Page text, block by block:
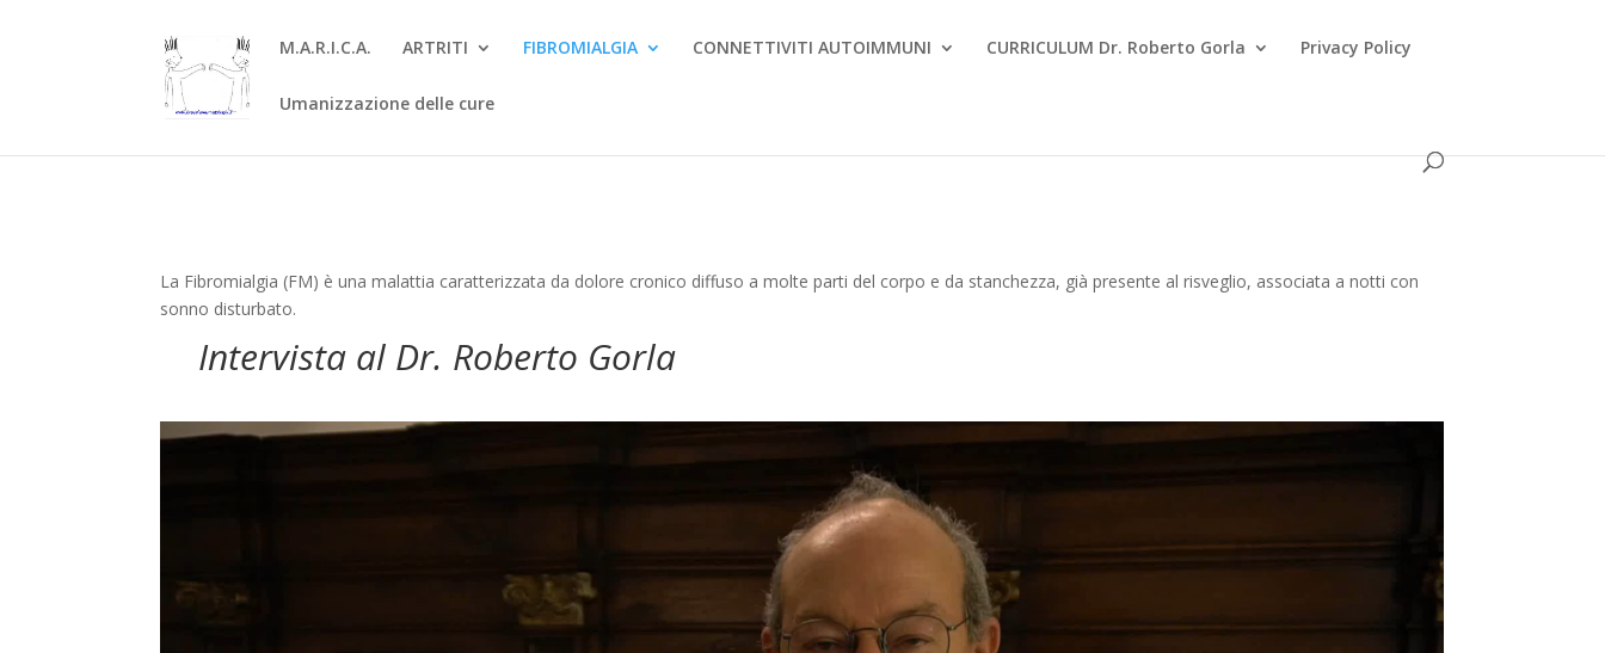
M.A.R.I.C.A. ARTRITI FIBROMIALGIA CONNETTIVITI AUTOIMMUNI CURRICULUM Dr. Roberto Gorla Privacy Policy
Umanizzazione delle cure
La Fibromialgia (FM) è una malattia caratterizzata da dolore cronico diffuso a molte parti del corpo e da stanchezza, già presente al risveglio, associata a notti con
sonno disturbato.
Intervista al Dr. Roberto Gorla